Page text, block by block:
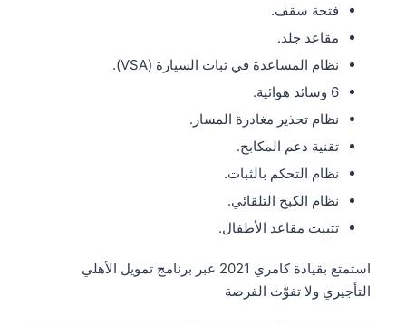
فتحة سقف.
مقاعد جلد.
نظام المساعدة في ثبات السيارة (VSA).
6 وسائد هوائية.
نظام تحذير مغادرة المسار.
تقنية دعم المكابح.
نظام التحكم بالثبات.
نظام الكبح التلقائي.
تثبيت مقاعد الأطفال.
استمتع بقيادة كامري 2021 عبر برنامج تمويل الأهلي
التأجيري ولا تفوّت الفرصة